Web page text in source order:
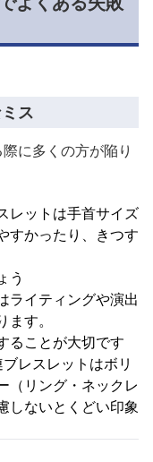
ス
に多くの方が陥り
レットは手首サイズ
すかったり、きつす
う
ライティングや演出
す。
ることが大切です
ブレスレットはボリ
（リング・ネックレ
しないとくどい印象